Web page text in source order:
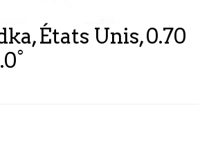
États Unis, 0.70